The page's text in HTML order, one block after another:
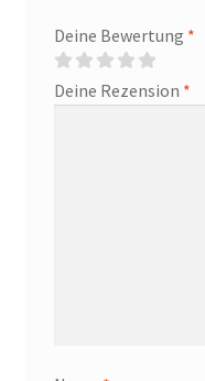
Deine Bewertung *
Deine Rezension *